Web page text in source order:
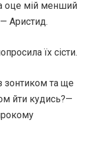
оце мій менший
Аристид.
їх сісти.
зонтиком та ще
йти кудись?—